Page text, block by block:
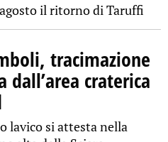
il ritorno di Taruffi
tracimazione
dall’area craterica
lavico si attesta nella